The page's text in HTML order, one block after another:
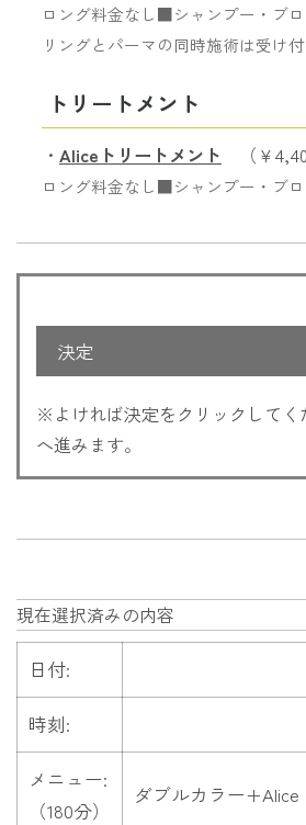
ロング料金なし■シャンプー・ブ
リングとパーマの同時施術は受け
トリートメント
・ Aliceトリートメント （￥
ロング料金なし■シャンプー・ブ
決定
※よければ決定をクリックしてく
へ進みます。
現在選択済みの内容
日付:
時刻:
メニュー:
（180分）
ダブルカラー+Alice